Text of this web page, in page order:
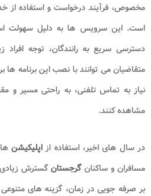
مخصوص، فرآیند درخواست و استفاده از
است. این سرویس ها به دلیل سهولت
دسترسی سریع به رانندگان، توجه افراد
متقاضیان می توانند با نصب این برنامه
نیاز به تماس تلفنی، به راحتی مسیر و
مشاهده کنند.
در سال های اخیر، استفاده از اپلیکیشن
مسافران و ساکنانگرجستانگسترش زیادی
بر صرفه جویی در زمان، گزینه های